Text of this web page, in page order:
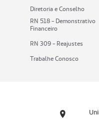
Diretoria e Conselho
RN 518 - Demonstrativo
Financeiro
RN 309 - Reajustes
Trabalhe Conosco